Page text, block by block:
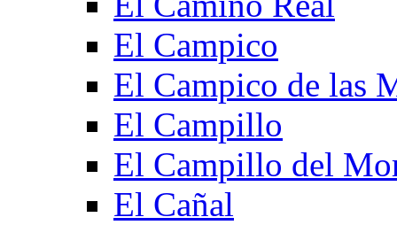
El Campico
El Campico de las
El Campillo
El Campillo del
El Cañal